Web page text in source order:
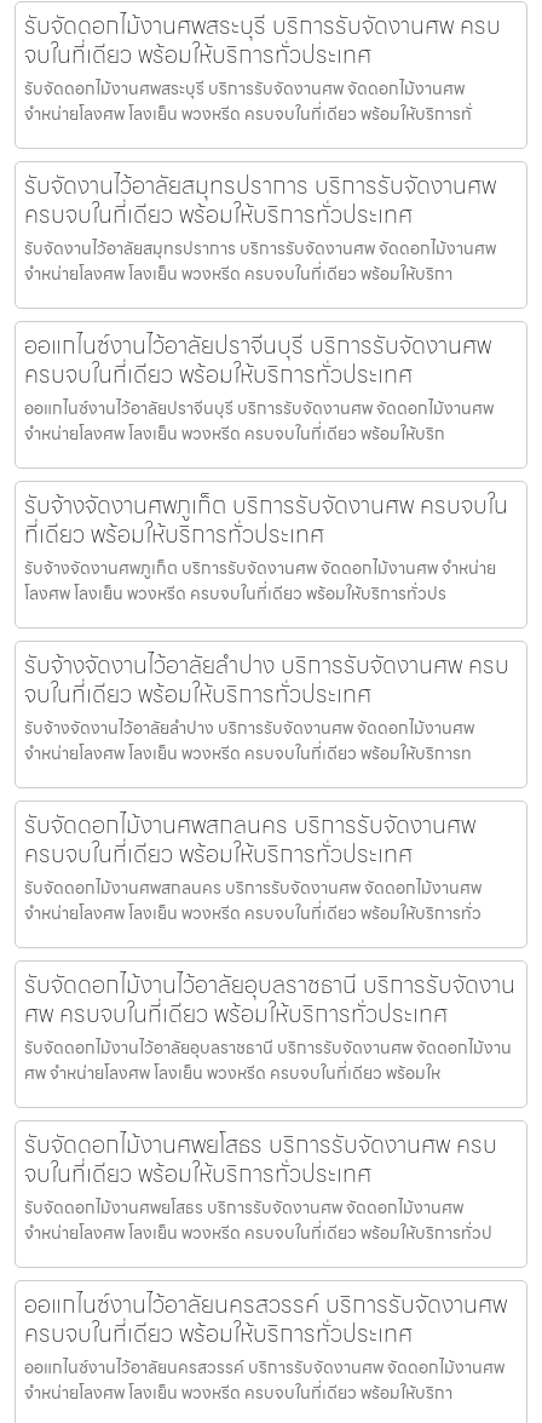
รับจัดดอกไม้งานศพสระบุรี บริการรับจัดงานศพ ครบ
จบในที่เดียว พร้อมให้บริการทั่วประเทศ
รับจัดดอกไม้งานศพสระบุรี บริการรับจัดงานศพ จัดดอกไม้งานศพ
จำหน่ายโลงศพ โลงเย็น พวงหรีด ครบจบในที่เดียว พร้อมให้บริการทั่
รับจัดงานไว้อาลัยสมุทรปราการ บริการรับจัดงานศพ
ครบจบในที่เดียว พร้อมให้บริการทั่วประเทศ
รับจัดงานไว้อาลัยสมุทรปราการ บริการรับจัดงานศพ จัดดอกไม้งานศพ
จำหน่ายโลงศพ โลงเย็น พวงหรีด ครบจบในที่เดียว พร้อมให้บริกา
ออแกไนซ์งานไว้อาลัยปราจีนบุรี บริการรับจัดงานศพ
ครบจบในที่เดียว พร้อมให้บริการทั่วประเทศ
ออแกไนซ์งานไว้อาลัยปราจีนบุรี บริการรับจัดงานศพ จัดดอกไม้งานศพ
จำหน่ายโลงศพ โลงเย็น พวงหรีด ครบจบในที่เดียว พร้อมให้บริก
รับจ้างจัดงานศพภูเก็ต บริการรับจัดงานศพ ครบจบใน
ที่เดียว พร้อมให้บริการทั่วประเทศ
รับจ้างจัดงานศพภูเก็ต บริการรับจัดงานศพ จัดดอกไม้งานศพ จำหน่าย
โลงศพ โลงเย็น พวงหรีด ครบจบในที่เดียว พร้อมให้บริการทั่วปร
รับจ้างจัดงานไว้อาลัยลำปาง บริการรับจัดงานศพ ครบ
จบในที่เดียว พร้อมให้บริการทั่วประเทศ
รับจ้างจัดงานไว้อาลัยลำปาง บริการรับจัดงานศพ จัดดอกไม้งานศพ
จำหน่ายโลงศพ โลงเย็น พวงหรีด ครบจบในที่เดียว พร้อมให้บริการท
รับจัดดอกไม้งานศพสกลนคร บริการรับจัดงานศพ
ครบจบในที่เดียว พร้อมให้บริการทั่วประเทศ
รับจัดดอกไม้งานศพสกลนคร บริการรับจัดงานศพ จัดดอกไม้งานศพ
จำหน่ายโลงศพ โลงเย็น พวงหรีด ครบจบในที่เดียว พร้อมให้บริการทั่ว
รับจัดดอกไม้งานไว้อาลัยอุบลราชธานี บริการรับจัดงาน
ศพ ครบจบในที่เดียว พร้อมให้บริการทั่วประเทศ
รับจัดดอกไม้งานไว้อาลัยอุบลราชธานี บริการรับจัดงานศพ จัดดอกไม้งาน
ศพ จำหน่ายโลงศพ โลงเย็น พวงหรีด ครบจบในที่เดียว พร้อมให
รับจัดดอกไม้งานศพยโสธร บริการรับจัดงานศพ ครบ
จบในที่เดียว พร้อมให้บริการทั่วประเทศ
รับจัดดอกไม้งานศพยโสธร บริการรับจัดงานศพ จัดดอกไม้งานศพ
จำหน่ายโลงศพ โลงเย็น พวงหรีด ครบจบในที่เดียว พร้อมให้บริการทั่วป
ออแกไนซ์งานไว้อาลัยนครสวรรค์ บริการรับจัดงานศพ
ครบจบในที่เดียว พร้อมให้บริการทั่วประเทศ
ออแกไนซ์งานไว้อาลัยนครสวรรค์ บริการรับจัดงานศพ จัดดอกไม้งานศพ
จำหน่ายโลงศพ โลงเย็น พวงหรีด ครบจบในที่เดียว พร้อมให้บริกา